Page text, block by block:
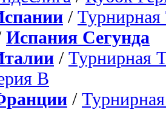
/ Турнирная
Испания Сегунда
/ Турнирная
B
/